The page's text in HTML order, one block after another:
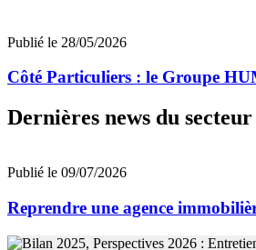
Publié le 28/05/2026
Côté Particuliers : le Groupe
Dernières news du secteur
Publié le 09/07/2026
Reprendre une agence